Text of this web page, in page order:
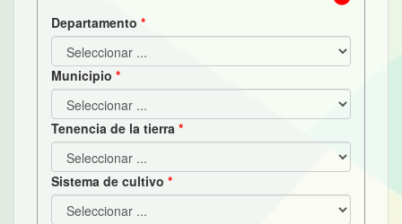
Departamento
Municipio
Tenencia de la tierra
Sistema de cultivo